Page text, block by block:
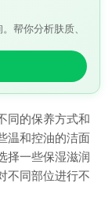
帮你分析肤质、
同的保养方式和
温和控油的洁面
择一些保湿滋润
不同部位进行不